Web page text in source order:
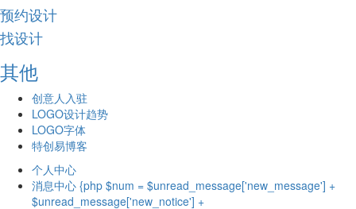
预约设计
找设计
其他
创意人入驻
LOGO设计趋势
LOGO字体
特创易博客
个人中心
消息中心 {php $num = $unread_message['new_message'] +
$unread_message['new_notice'] +